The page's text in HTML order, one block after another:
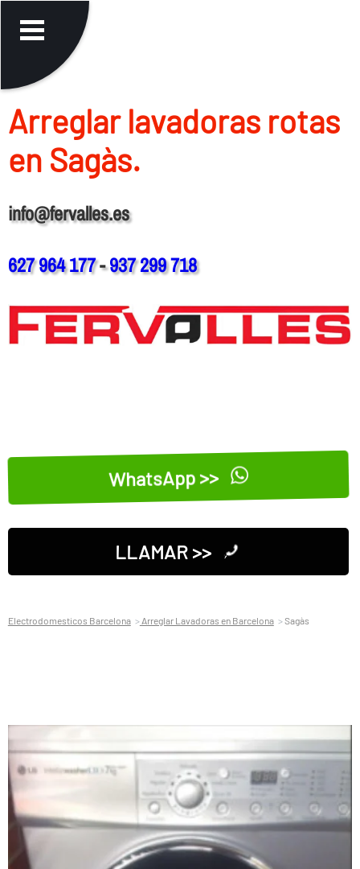
Arreglar lavadoras rotas
en Sagàs.
info@fervalles.es
627 964 177-937 299 718
WhatsApp >>
LLAMAR >>
Electrodomesticos Barcelona Arreglar Lavadoras en Barcelona Sagàs